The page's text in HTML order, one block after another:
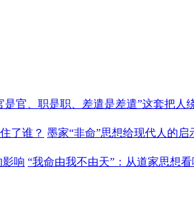
是官、职是职、差遣是差遣”这套把人
了谁？ 墨家“非命”思想给现代人的启
响 “我命由我不由天”：从道家思想